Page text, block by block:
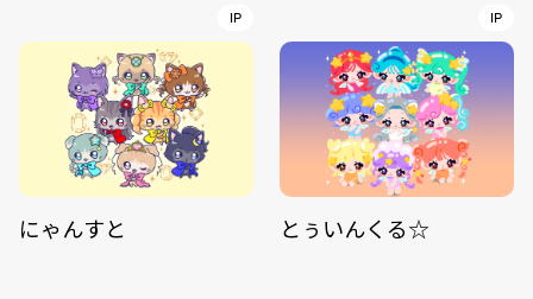
IP
にゃんすと
IP
とぅいんくる☆